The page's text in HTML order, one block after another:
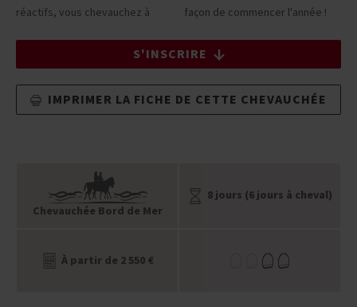
réactifs, vous chevauchez à
façon de commencer l'année !
S'INSCRIRE
IMPRIMER LA FICHE DE CETTE CHEVAUCHÉE
Chevauchée Bord de Mer
8 jours (6 jours à cheval)
À partir de 2 550 €